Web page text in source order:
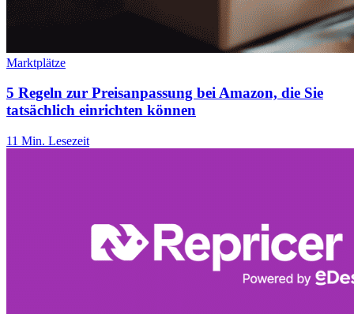
Marktplätze
5 Regeln zur Preisanpassung bei Amazon, die Sie
tatsächlich einrichten können
11 Min. Lesezeit